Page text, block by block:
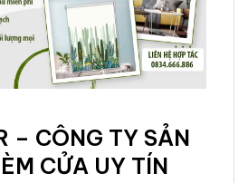
– CÔNG TY SẢN
CỬA UY TÍN